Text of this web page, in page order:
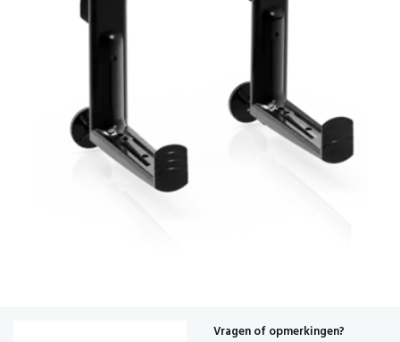
Vragen of opmerkingen?